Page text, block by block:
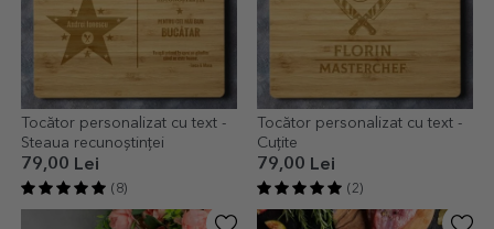
Tocător personalizat cu text -
Steaua recunoștinței
79,00 Lei
(8)
Tocător personalizat cu text -
Cuțite
79,00 Lei
(2)